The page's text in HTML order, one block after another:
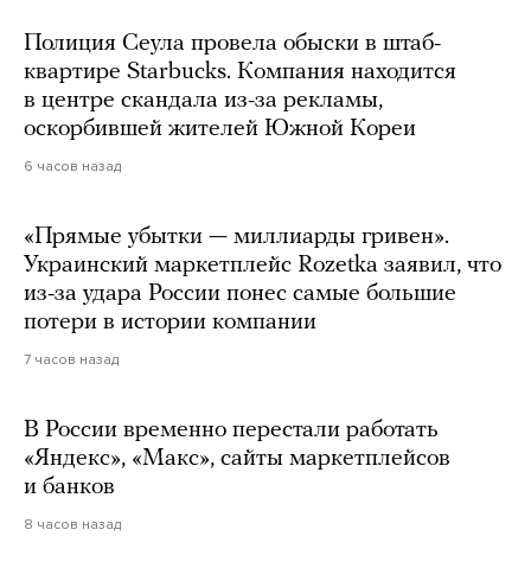
Полиция Сеула провела обыски в штаб-
квартире Starbucks. Компания находится
в центре скандала из-за рекламы,
оскорбившей жителей Южной Кореи
6 часов назад
«Прямые убытки — миллиарды гривен».
Украинский маркетплейс Rozetka заявил, что
из-за удара России понес самые большие
потери в истории компании
7 часов назад
В России временно перестали работать
«Яндекс», «Макс», сайты маркетплейсов
и банков
8 часов назад